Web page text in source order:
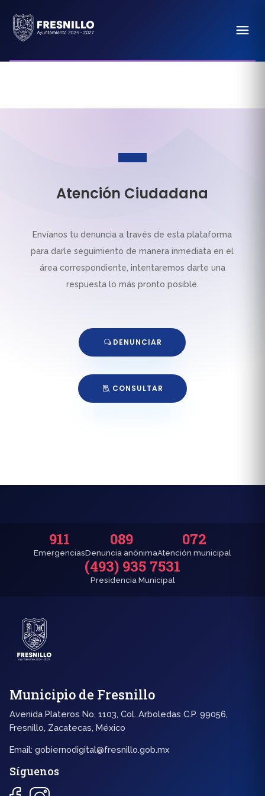
Atención Ciudadana
Envíanos tu denuncia a través de esta plataforma
para darle seguimiento de manera inmediata en el
área correspondiente, intentaremos darte una
respuesta lo más pronto posible.
DENUNCIAR
CONSULTAR
911
Emergencias
089
Denuncia anónima
072
Atención municipal
(493) 935 7531
Presidencia Municipal
Municipio de Fresnillo
Avenida Plateros No. 1103, Col. Arboledas C.P. 99056,
Fresnillo, Zacatecas, México
Email: gobiernodigital@fresnillo.gob.mx
Síguenos